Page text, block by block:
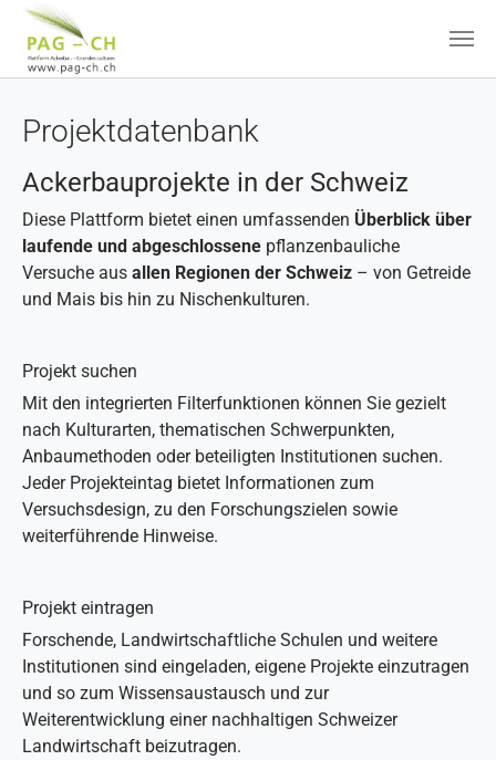
Projektdatenbank
Ackerbauprojekte in der Schweiz
Diese Plattform bietet einen umfassenden Überblick über
laufende und abgeschlossene pflanzenbauliche
Versuche aus allen Regionen der Schweiz – von Getreide
und Mais bis hin zu Nischenkulturen.
Projekt suchen
Mit den integrierten Filterfunktionen können Sie gezielt
nach Kulturarten, thematischen Schwerpunkten,
Anbaumethoden oder beteiligten Institutionen suchen.
Jeder Projekteintag bietet Informationen zum
Versuchsdesign, zu den Forschungszielen sowie
weiterführende Hinweise.
Projekt eintragen
Forschende, Landwirtschaftliche Schulen und weitere
Institutionen sind eingeladen, eigene Projekte einzutragen
und so zum Wissensaustausch und zur
Weiterentwicklung einer nachhaltigen Schweizer
Landwirtschaft beizutragen.